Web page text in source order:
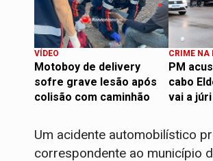
VÍDEO
Motoboy de delivery
sofre grave lesão após
colisão com caminhão
CRIME NA
PM
cabo
vai a
Um acidente automobilístico
correspondente ao município